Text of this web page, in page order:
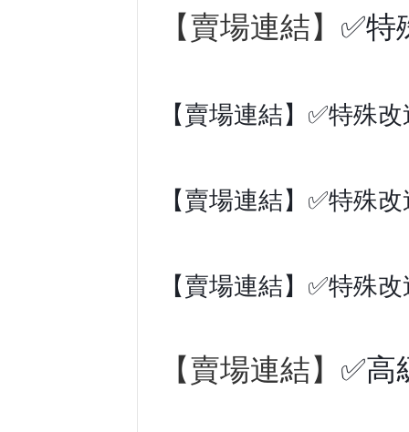
【賣場連結】 ✅
【賣場連結】✅特殊
【賣場連結】✅特殊
【賣場連結】✅特殊
【賣場連結】 ✅